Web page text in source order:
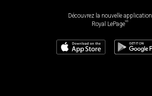
Découvrez la nouvelle application
Royal LePageMD